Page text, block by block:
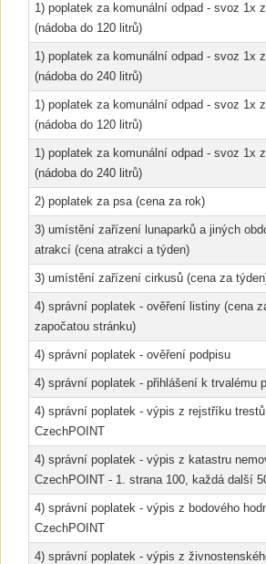
1) poplatek za komunální odpad - svoz 1x
(nádoba do 120 litrů)
1) poplatek za komunální odpad - svoz 1x
(nádoba do 240 litrů)
1) poplatek za komunální odpad - svoz 1x
(nádoba do 120 litrů)
1) poplatek za komunální odpad - svoz 1x
(nádoba do 240 litrů)
2) poplatek za psa (cena za rok)
3) umístění zařízení lunaparků a jiných
atrakcí (cena atrakci a týden)
3) umístění zařízení cirkusů (cena za
4) správní poplatek - ověření listiny (cena
započatou stránku)
4) správní poplatek - ověření podpisu
4) správní poplatek - přihlášení k trvalému
4) správní poplatek - výpis z rejstříku trestů
CzechPOINT
4) správní poplatek - výpis z katastru
CzechPOINT - 1. strana 100, každá další
4) správní poplatek - výpis z bodového
CzechPOINT
4) správní poplatek - výpis z